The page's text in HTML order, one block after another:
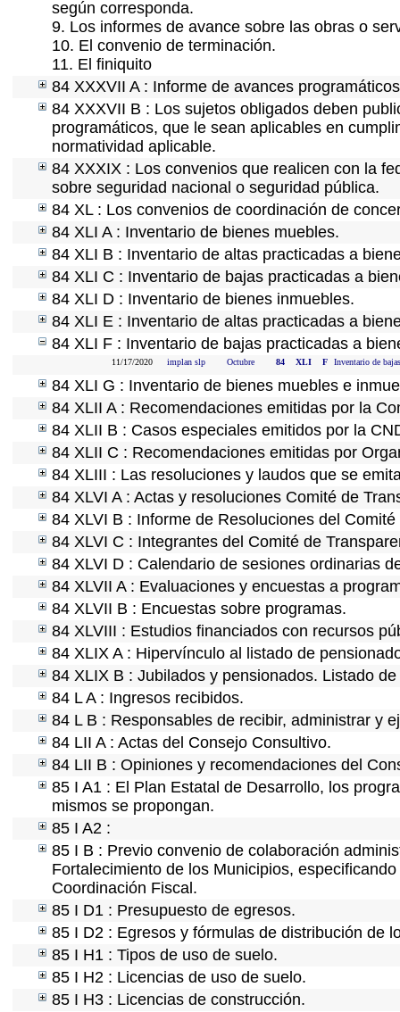
según corresponda.
9. Los informes de avance sobre las obras o
10. El convenio de terminación.
11. El finiquito
84 XXXVII A : Informe de avances
84 XXXVII B : Los sujetos obligados deben
programáticos, que le sean aplicables en
normatividad aplicable.
84 XXXIX : Los convenios que realicen con la
sobre seguridad nacional o seguridad pública.
84 XL : Los convenios de coordinación de
84 XLI A : Inventario de bienes muebles.
84 XLI B : Inventario de altas practicadas a
84 XLI C : Inventario de bajas practicadas a
84 XLI D : Inventario de bienes inmuebles.
84 XLI E : Inventario de altas practicadas a
84 XLI F : Inventario de bajas practicadas a
11/17/2020 implan slp Octubre 84 XLI F Inventario de
84 XLI G : Inventario de bienes muebles e
84 XLII A : Recomendaciones emitidas por la
84 XLII B : Casos especiales emitidos por la
84 XLII C : Recomendaciones emitidas por
84 XLIII : Las resoluciones y laudos que se
84 XLVI A : Actas y resoluciones Comité de
84 XLVI B : Informe de Resoluciones del
84 XLVI C : Integrantes del Comité de
84 XLVI D : Calendario de sesiones ordinarias
84 XLVII A : Evaluaciones y encuestas a
84 XLVII B : Encuestas sobre programas.
84 XLVIII : Estudios financiados con recursos
84 XLIX A : Hipervínculo al listado de
84 XLIX B : Jubilados y pensionados. Listado
84 L A : Ingresos recibidos.
84 L B : Responsables de recibir, administrar y
84 LII A : Actas del Consejo Consultivo.
84 LII B : Opiniones y recomendaciones del
85 I A1 : El Plan Estatal de Desarrollo, los
mismos se propongan.
85 I A2 :
85 I B : Previo convenio de colaboración
Fortalecimiento de los Municipios,
Coordinación Fiscal.
85 I D1 : Presupuesto de egresos.
85 I D2 : Egresos y fórmulas de distribución de
85 I H1 : Tipos de uso de suelo.
85 I H2 : Licencias de uso de suelo.
85 I H3 : Licencias de construcción.